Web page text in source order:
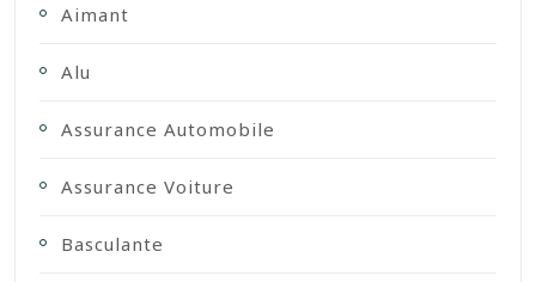
Aimant
Alu
Assurance Automobile
Assurance Voiture
Basculante